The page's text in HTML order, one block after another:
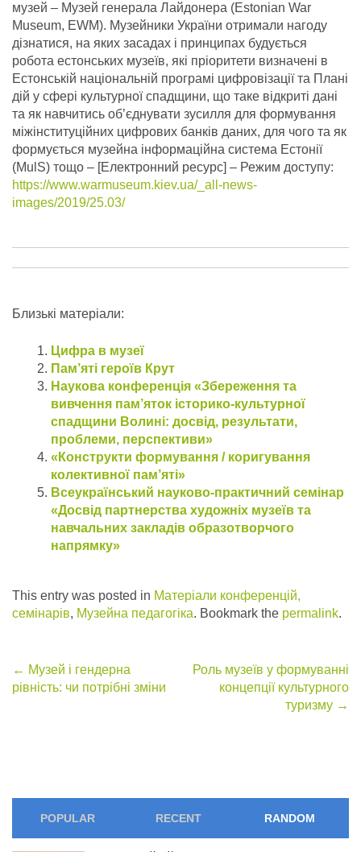
музей – Музей генерала Лайдонера (Estonian War
Museum, EWM). Музейники України отримали нагоду
дізнатися, на яких засадах і принципах будується
робота естонських музеїв, які пріоритети визначені в
Естонській національній програмі цифровізації та Плані
дій у сфері культурної спадщини, що таке відкриті дані
та як навчитись об’єднувати зусилля для формування
міжінституційних цифрових банків даних, для чого та як
формується музейна інформаційна система Естонії
(MulS) тощо – [Електронний ресурс] – Режим доступу:
https://www.warmuseum.kiev.ua/_all-news-
images/2019/25.03/
Близькі матеріали:
Цифра в музеї
Пам’яті героїв Крут
Наукова конференція «Збереження та
вивчення пам’яток історико-культурної
спадщини Волині: досвід, результати,
проблеми, перспективи»
«Конструкти формування / коригування
колективної пам’яті»
Всеукраїнський науково-практичний семінар
«Досвід партнерства художніх музеїв та
навчальних закладів образотворчого
напрямку»
This entry was posted in Матеріали конференцій,
семінарів, Музейна педагогіка. Bookmark the permalink.
Post
← Музей і гендерна
рівність: чи потрібні зміни
Роль музеїв у формуванні
концепції культурного
туризму →
POPULAR RECENT RANDOM